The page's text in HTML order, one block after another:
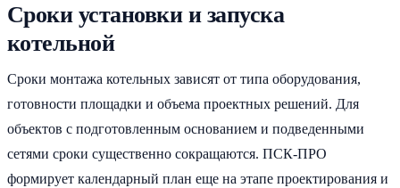
Сроки установки и запуска
котельной
Сроки монтажа котельных зависят от типа оборудования,
готовности площадки и объема проектных решений. Для
объектов с подготовленным основанием и подведенными
сетями сроки существенно сокращаются. ПСК-ПРО
формирует календарный план еще на этапе проектирования и